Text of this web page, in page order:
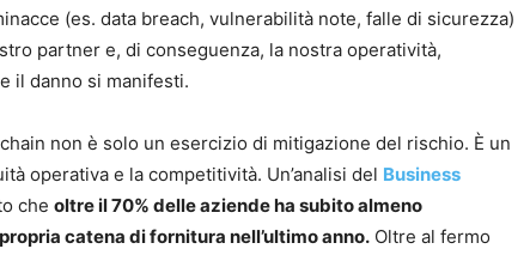
(es. data breach, vulnerabilità note, falle di sicurezza)
partner e, di conseguenza, la nostra operatività,
il danno si manifesti.
non è solo un esercizio di mitigazione del rischio. È un
operativa e la competitività. Un’analisi del Business
che oltre il 70% delle aziende ha subito almeno
catena di fornitura nell’ultimo anno. Oltre al fermo